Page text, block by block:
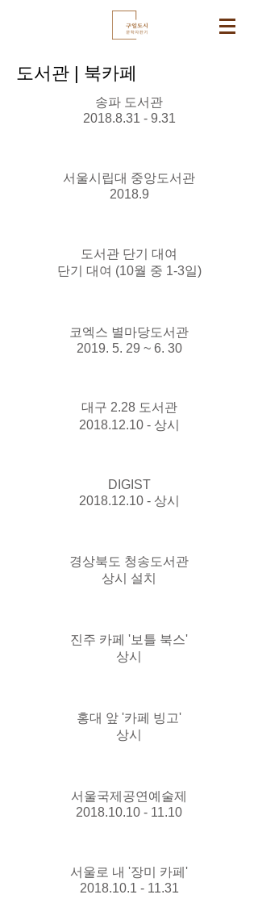
도서관 | 북카페
송파 도서관
2018.8.31 - 9.31
서울시립대 중앙도서관
2018.9
도서관 단기 대여
단기 대여 (10월 중 1-3일)
코엑스 별마당도서관
2019. 5. 29 ~ 6. 30
대구 2.28 도서관
2018.12.10 - 상시
DIGIST
2018.12.10 - 상시
경상북도 청송도서관
상시 설치
진주 카페 '보틀 북스'
상시
홍대 앞 '카페 빙고'
상시
서울국제공연예술제
2018.10.10 - 11.10
서울로 내 '장미 카페'
2018.10.1 - 11.31